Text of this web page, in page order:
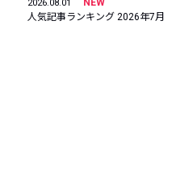
2026.08.01
NEW
人気記事ランキング 2026年7月